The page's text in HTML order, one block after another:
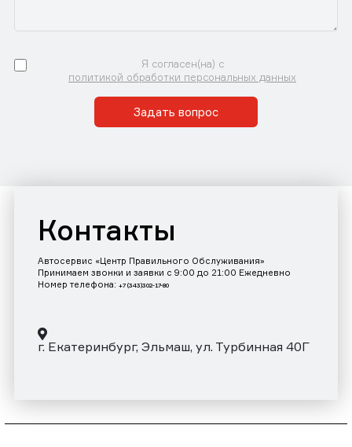
Я согласен(на) с
политикой обработки персональных данных
Задать вопрос
Контакты
Автосервис «Центр Правильного Обслуживания»
Принимаем звонки и заявки с 9:00 до 21:00 Ежедневно
Номер телефона: +7 (343)302-17-80
г. Екатеринбург, Эльмаш, ул. Турбинная 40Г